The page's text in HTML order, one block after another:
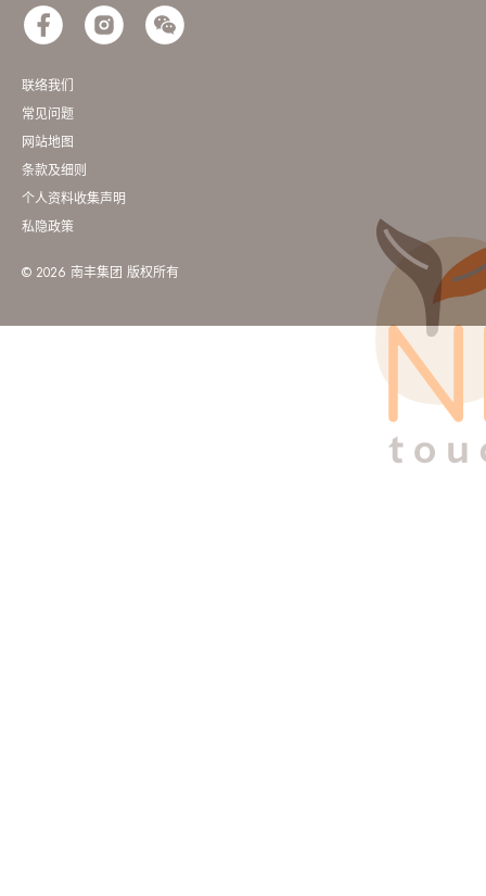
联络我们
常见问题
网站地图
条款及细则
个人资料收集声明
私隐政策
© 2026 南丰集团 版权所有